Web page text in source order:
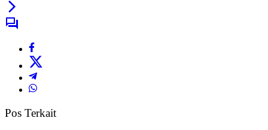
Pos Terkait